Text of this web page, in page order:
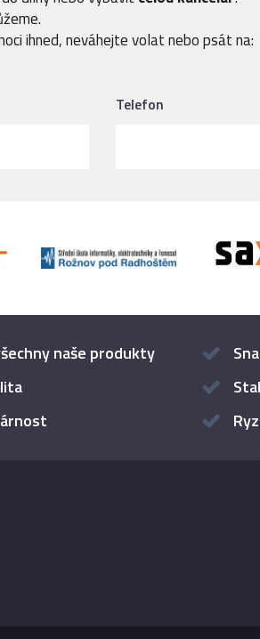
ihned, neváhejte volat nebo psát na:
Telefon
naše produkty